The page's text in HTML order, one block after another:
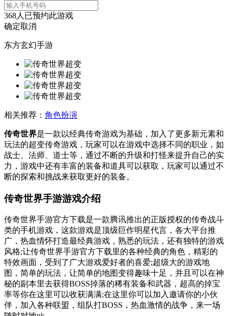
368人已预约此游戏
确定取消
东方玄幻手游
相关推荐： 角色扮演
传奇世界是一款以经典传奇游戏为基础，加入了更多新元素和
玩法的超变传奇游戏，玩家可以在游戏中选择不同的职业，如
战士、法师、道士等，通过不断的升级和打怪来提升自己的实
力，游戏中还有丰富的装备和道具可以获取，玩家可以通过不
断的探索和挑战来获取更好的装备。
传奇世界手游游戏介绍
传奇世界手游官方下载是一款腾讯推出的正版授权的传奇战斗
类的手机游戏，这款游戏是顶级巨作明星代言，各大平台推
广，热血情怀打造最经典游戏，熟悉的玩法，还有独特的游戏
风格;让传奇世界手游官方下载里的各种经典的角色，精彩的
特效画面，受到了广大游戏爱好者的喜爱;超级大的游戏地
图，简单的玩法，让简单的地图变得趣味十足，并且可以在神
秘的副本里去获得BOSS掉落的稀有装备和武器，超高的掉宝
率等你在这里可以收获满满;在这里你可以加入邀请你的小伙
伴，加入各种联盟，组队打BOSS，热血激情的战争，来一场